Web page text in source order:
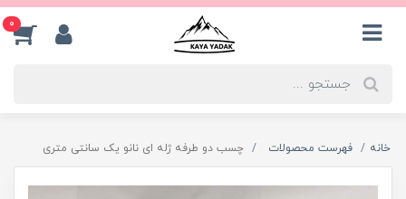
0
خانه فهرست محصولات چسب دو طرفه ژله ای نانو یک سانتی متری